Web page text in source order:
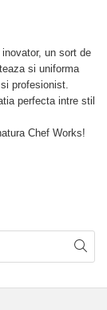
un sort de
si uniforma
profesionist.
perfecta intre stil
Chef Works!